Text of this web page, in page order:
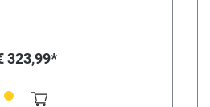
323,99*